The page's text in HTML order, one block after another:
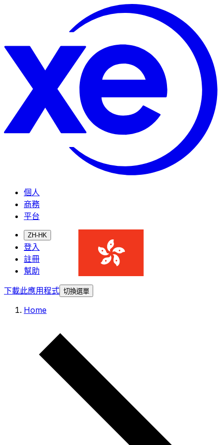
個人
商務
平台
ZH-HK
登入
註冊
幫助
下載此應用程式 切換選單
Home